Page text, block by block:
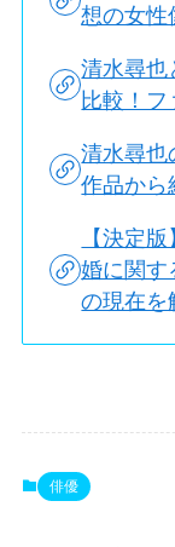
想の女性
清水尋也
比較！フ
清水尋也
作品から
【決定
婚に関す
の現在を
俳優